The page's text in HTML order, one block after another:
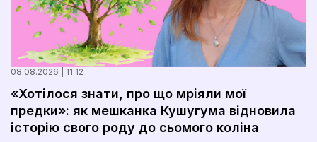
Спецпроєкти
Slow news
Місто
Про нас
Редакційна політика
08.08.2026 | 11:12
«Хотілося знати, про що мріяли мої
предки»: як мешканка Кушугума відновила
історію свого роду до сьомого коліна